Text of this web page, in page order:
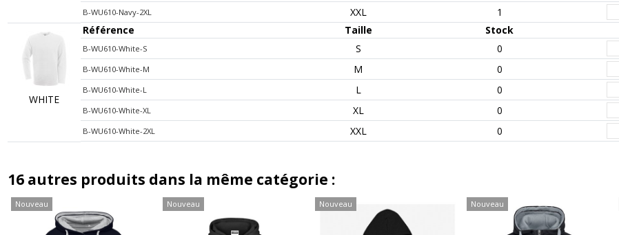
B-WU610-Navy-2XL XXL 1
WHITE
Référence Taille Stock
B-WU610-White-S S 0
B-WU610-White-M M 0
B-WU610-White-L L 0
B-WU610-White-XL XL 0
B-WU610-White-2XL XXL 0
16 autres produits dans la même catégorie :
Nouveau Nouveau Nouveau Nouveau